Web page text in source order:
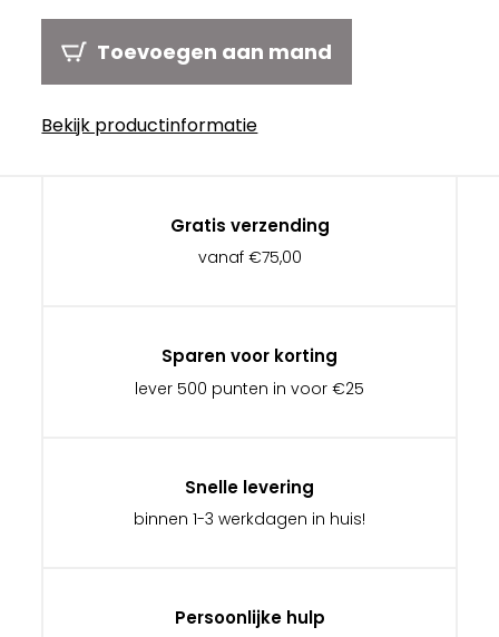
Toevoegen aan mand
Bekijk productinformatie
Gratis verzending
vanaf €75,00
Sparen voor korting
lever 500 punten in voor €25
Snelle levering
binnen 1-3 werkdagen in huis!
Persoonlijke hulp